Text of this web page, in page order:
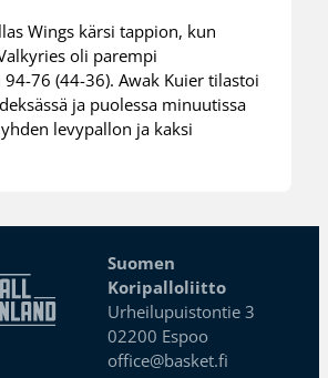
Wings kärsi tappion, kun
oli parempi
76 (44-36). Awak Kuier tilastoi
ja puolessa minuutissa
levypallon ja kaksi
Suomen
Koripalloliitto
Urheilupuistontie 3
02200 Espoo
office@basket.fi